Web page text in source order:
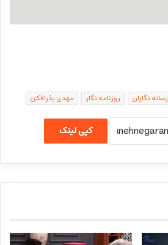
رسانه نگاران روزنامه نگار مهدی بذرافکن
کپی لینک